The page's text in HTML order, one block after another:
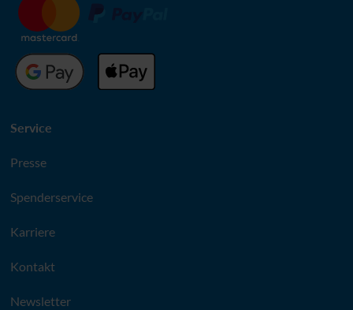
Service
Presse
Spenderservice
Karriere
Kontakt
Newsletter